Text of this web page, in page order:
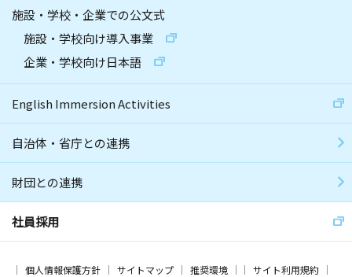
施設・学校・企業での公文式
施設・学校向け導入事業
企業・学校向け日本語
English Immersion Activities
自治体・省庁との連携
財団との連携
社員採用
個人情報保護方針 サイトマップ 推奨環境 サイト利用規約